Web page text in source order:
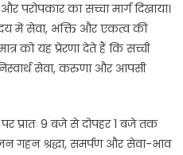
परोपकार का सच्चा मार्ग दिखाया।
में सेवा, भक्ति और एकत्व की
को यह प्रेरणा देते हैं कि सच्ची
सेवा, करुणा और आपसी
प्रातः 9 बजे से दोपहर 1 बजे तक
गहन श्रद्धा, समर्पण और सेवा-भाव